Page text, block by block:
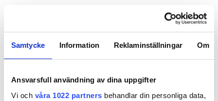
Samtycke Information Reklaminställningar Om
Ansvarsfull användning av dina uppgifter
Vi och våra 1022 partners behandlar din personliga data,
komplettera en fem år
gammal solcellsinstallation med batteri. När han
öppnade fasadmätarskåpet fick han rysningar. 5×1,5
kvmm kabel gick direkt mellan växelriktaren och
säkerhetsbrytaren. Utgående säkring var 25
klena trådar.